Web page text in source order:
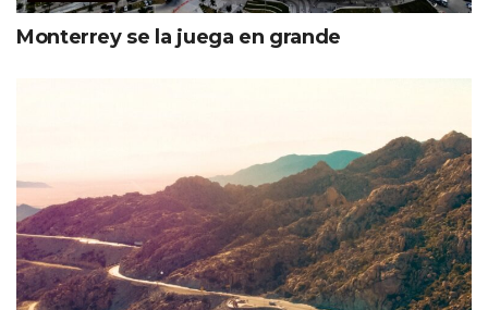
Monterrey se la juega en grande